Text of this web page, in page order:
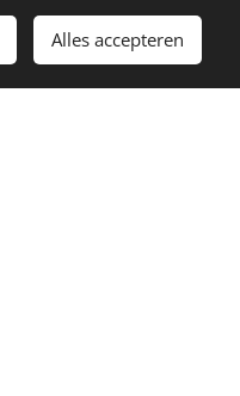
Alles accepteren